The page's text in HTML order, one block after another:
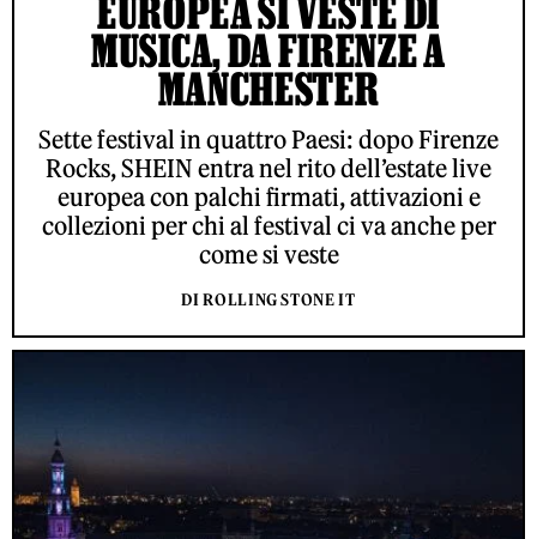
EUROPEA SI VESTE DI
MUSICA, DA FIRENZE A
MANCHESTER
Sette festival in quattro Paesi: dopo Firenze
Rocks, SHEIN entra nel rito dell’estate live
europea con palchi firmati, attivazioni e
collezioni per chi al festival ci va anche per
come si veste
DI ROLLING STONE IT